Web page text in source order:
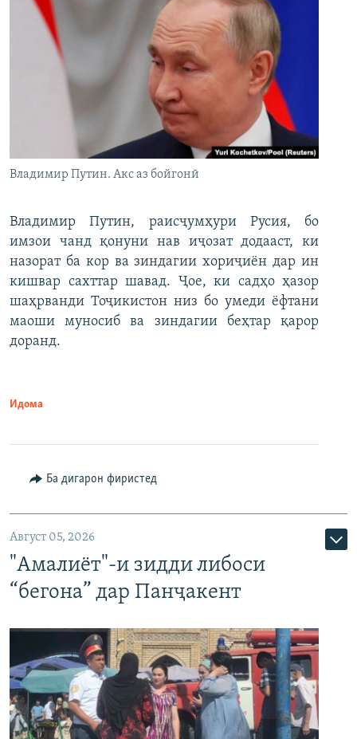
Владимир Путин. Акс аз бойгонӣ
Владимир Путин, раисҷумҳури Русия, бо
имзои чанд қонуни нав иҷозат додааст, ки
назорат ба кор ва зиндагии хориҷиён дар ин
кишвар сахттар шавад. Ҷое, ки садҳо ҳазор
шаҳрванди Тоҷикистон низ бо умеди ёфтани
маоши муносиб ва зиндагии беҳтар қарор
доранд.
Идома
Ба дигарон фиристед
Август 05, 2026
"Амалиёт"-и зидди либоси
“бегона” дар Панҷакент